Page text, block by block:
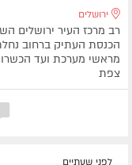
ירושלים
רב מרכז העיר ירושלים
הכנסת העתיק ברחוב
צפת
לפני שעתיים